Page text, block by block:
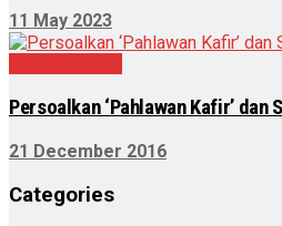
11 May 2023
Persoalkan ‘Pahlawan Kafir’
21 December 2016
Categories